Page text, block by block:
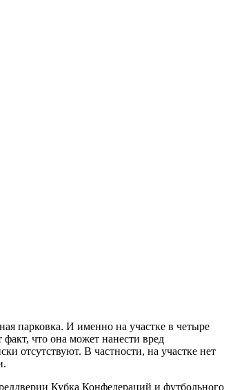
парковка. И именно на участке в четыре
что она может нанести вред
отсутствуют. В частности, на участке нет
Кубка Конфедераций и футбольного